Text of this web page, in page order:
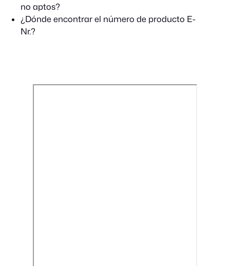
no aptos?
¿Dónde encontrar el número de producto E-
Nr.?